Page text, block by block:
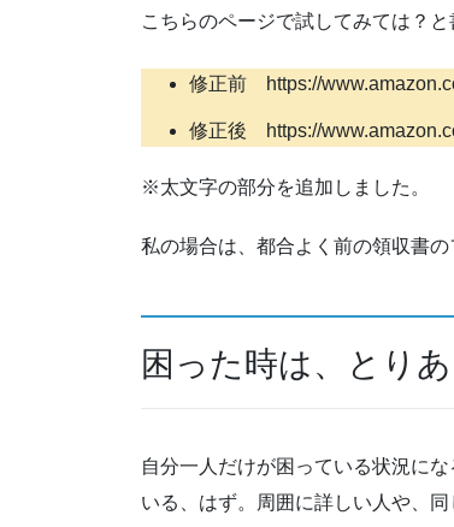
こちらのページで試してみては？
修正前 https://
修正後 https://
※太文字の部分を追加しました。
私の場合は、都合よく前の領収書
困った時は、とり
自分一人だけが困っている状況に
いる、はず。周囲に詳しい人や、